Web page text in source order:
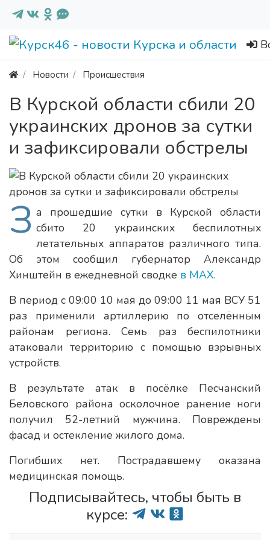
Новости Происшествия
В Курской области сбили 20
украинских дронов за сутки
и зафиксировали обстрелы
З а прошедшие сутки в Курской области
сбито 20 украинских беспилотных
летательных аппаратов различного типа.
Об этом сообщил губернатор Александр
Хинштейн в ежедневной сводке в МАХ.
В период с 09:00 10 мая до 09:00 11 мая ВСУ 51
раз применили артиллерию по отселённым
районам региона. Семь раз беспилотники
атаковали территорию с помощью взрывных
устройств.
В результате атак в посёлке Песчанский
Беловского района осколочное ранение ноги
получил 52-летний мужчина. Повреждены
фасад и остекление жилого дома.
Погибших нет. Пострадавшему оказана
медицинская помощь.
Подписывайтесь, чтобы быть в
курсе: